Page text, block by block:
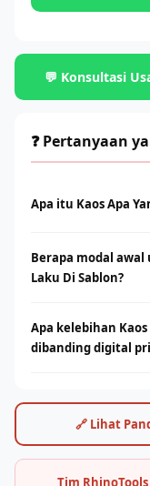
💬 Konsultasi
❓ Pertanyaan
Apa itu Kaos Apa
konvensional
permukaan kain.
Berapa modal awal
Laku Di Sablon?
starter manual
tim Rhino Indonesia
Apa kelebihan Kaos
dibanding digital
rendah. Digital
satuan, full-color,
🔗 Lihat
Tim RhinoTools